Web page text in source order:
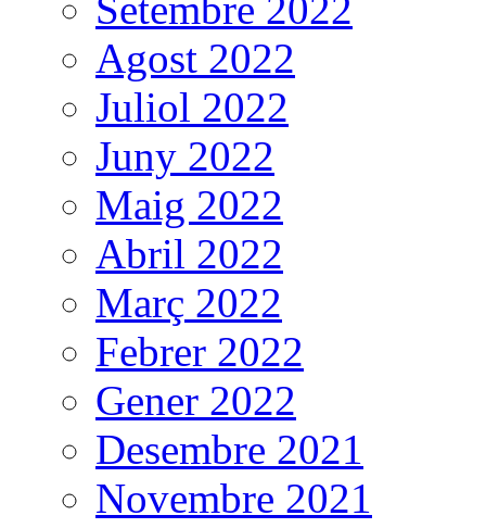
Agost 2022
Juliol 2022
Juny 2022
Maig 2022
Abril 2022
Març 2022
Febrer 2022
Gener 2022
Desembre 2021
Novembre 2021